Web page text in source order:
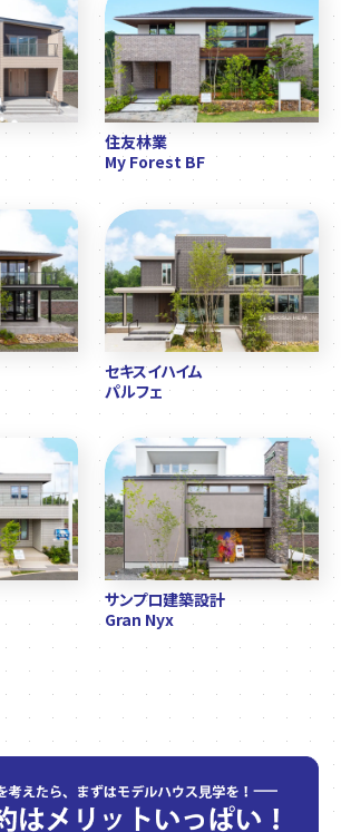
住友林業
My Forest BF
セキスイハイム
パルフェ
サンプロ建築設計
Gran Nyx